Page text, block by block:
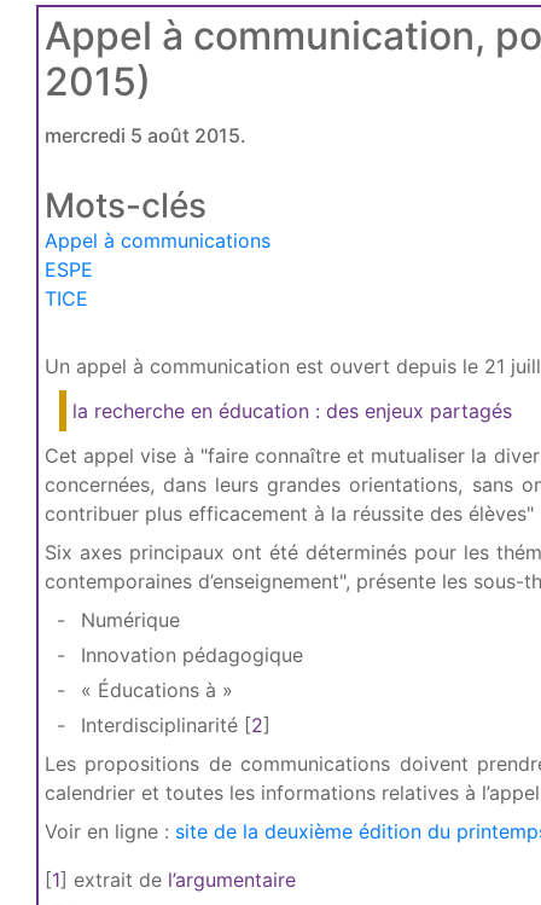
Appel à communication,
2015)
mercredi 5 août 2015.
Mots-clés
Appel à communications
ESPE
TICE
Un appel à communication est ouvert depuis le 21
la recherche en éducation : des enjeux partagés
Cet appel vise à "faire connaître et mutualiser la
concernées, dans leurs grandes orientations, sans
contribuer plus efficacement à la réussite des élèves"
Six axes principaux ont été déterminés pour les
contemporaines d’enseignement", présente les sous-
Numérique
Innovation pédagogique
« Éducations à »
Interdisciplinarité [2]
Les propositions de communications doivent
calendrier et toutes les informations relatives à
Voir en ligne : site de la deuxième édition du
[1] extrait de l’argumentaire